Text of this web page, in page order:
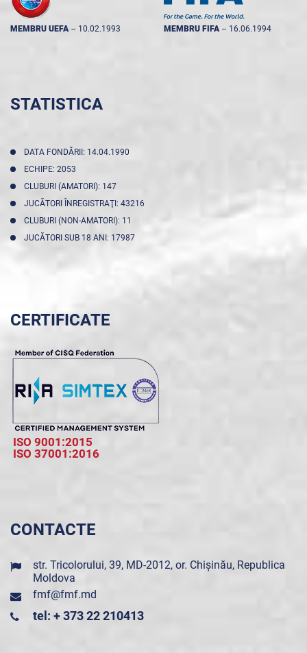
MEMBRU UEFA -- 10.02.1993 MEMBRU FIFA -- 16.06.1994
STATISTICA
DATA FONDĂRII: 14.04.1990
ECHIPE: 2053
CLUBURI (AMATORI): 147
JUCĂTORI ÎNREGISTRAŢI: 43216
CLUBURI (NON-AMATORI): 11
JUCĂTORI SUB 18 ANI: 17987
CERTIFICATE
ISO 9001:2015
ISO 37001:2016
CONTACTE
str. Tricolorului, 39, MD-2012, or. Chișinău, Republica
Moldova
fmf@fmf.md
tel: + 373 22 210413